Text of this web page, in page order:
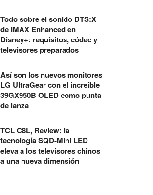
Todo sobre el sonido DTS:X
de IMAX Enhanced en
Disney+: requisitos, códec y
televisores preparados
Así son los nuevos monitores
LG UltraGear con el increíble
39GX950B OLED como punta
de lanza
TCL C8L, Review: la
tecnología SQD-Mini LED
eleva a los televisores chinos
a una nueva dimensión